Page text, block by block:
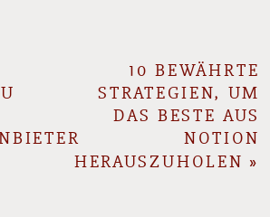
10 BEWÄHRTE
STRATEGIEN, UM
DAS BESTE AUS
NOTION
HERAUSZUHOLEN »